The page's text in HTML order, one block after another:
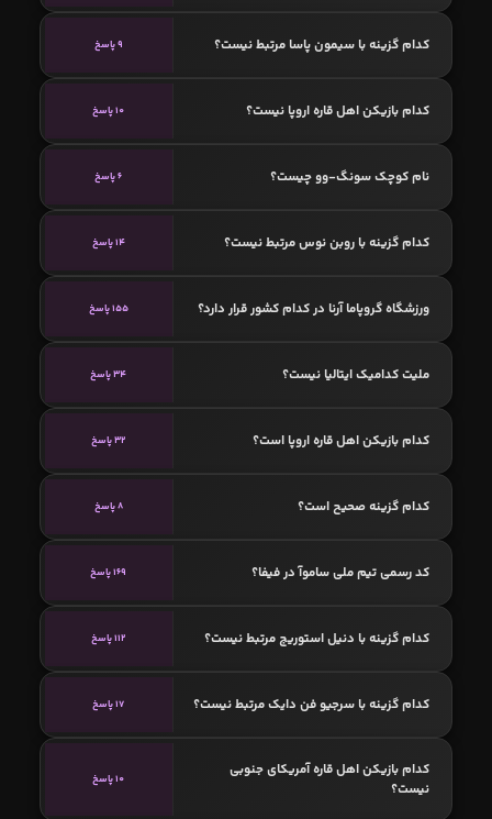
کدام گزینه با سیمون پاسا مرتبط نیست؟ 9 پاسخ
کدام بازیکن اهل قاره اروپا نیست؟ 10 پاسخ
نام کوچک سونگ-وو چیست؟ 6 پاسخ
کدام گزینه با روبن نوس مرتبط نیست؟ 14 پاسخ
ورزشگاه گروپاما آرنا در کدام کشور قرار دارد؟ 155 پاسخ
ملیت کدامیک ایتالیا نیست؟ 34 پاسخ
کدام بازیکن اهل قاره اروپا است؟ 32 پاسخ
کدام گزینه صحیح است؟ 8 پاسخ
کد رسمی تیم ملی ساموآ در فیفا؟ 169 پاسخ
کدام گزینه با دنیل استوریج مرتبط نیست؟ 112 پاسخ
کدام گزینه با سرجیو فن دایک مرتبط نیست؟ 17 پاسخ
کدام بازیکن اهل قاره آمریکای جنوبی
نیست؟
10 پاسخ